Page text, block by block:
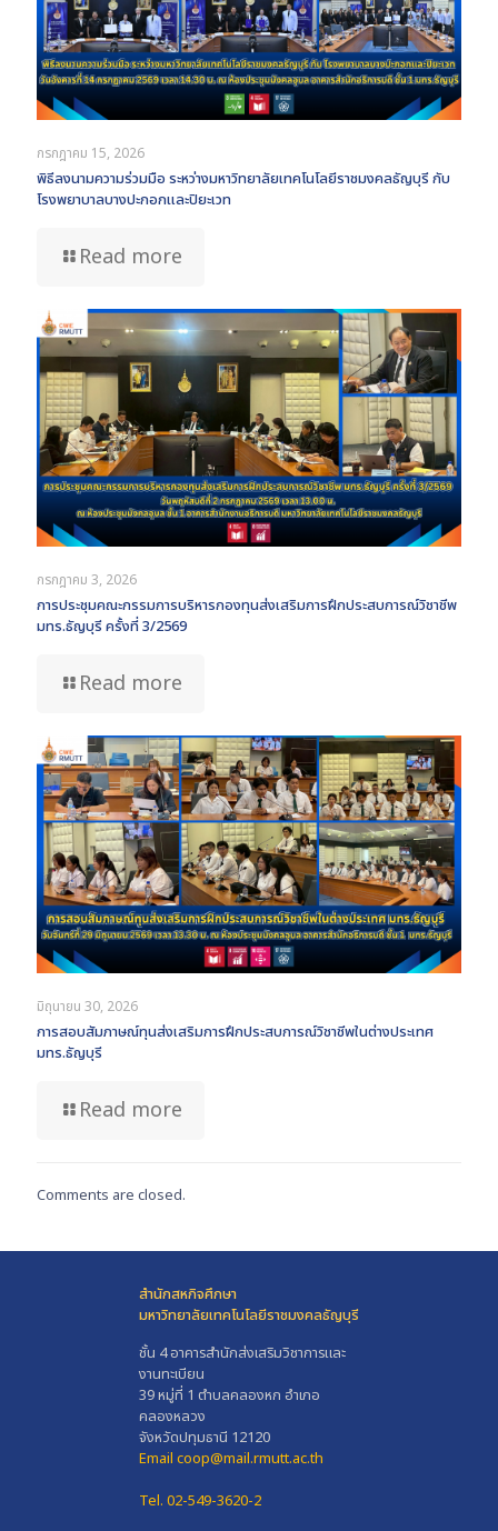
กรกฎาคม 15, 2026
พิธีลงนามความร่วมมือ ระหว่างมหาวิทยาลัยเทคโนโลยีราชมงคลธัญบุรี กับ
โรงพยาบาลบางปะกอกและปิยะเวท
Read more
กรกฎาคม 3, 2026
การประชุมคณะกรรมการบริหารกองทุนส่งเสริมการฝึกประสบการณ์วิชาชีพ
มทร.ธัญบุรี ครั้งที่ 3/2569
Read more
มิถุนายน 30, 2026
การสอบสัมภาษณ์ทุนส่งเสริมการฝึกประสบการณ์วิชาชีพในต่างประเทศ
มทร.ธัญบุรี
Read more
Comments are closed.
สำนักสหกิจศึกษา
มหาวิทยาลัยเทคโนโลยีราชมงคลธัญบุรี
ชั้น 4 อาคารสำนักส่งเสริมวิชาการและ
งานทะเบียน
39 หมู่ที่ 1 ตำบลคลองหก อำเภอ
คลองหลวง
จังหวัดปทุมธานี 12120
Email coop@mail.rmutt.ac.th
Tel. 02-549-3620-2